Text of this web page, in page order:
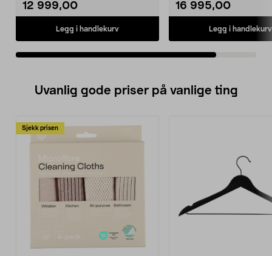
12 999,00
Legg i handlekurv
16 995,00
Legg i handlekurv
Uvanlig gode priser på vanlige ting
Sjekk prisen